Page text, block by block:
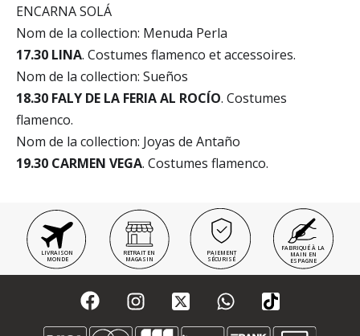
ENCARNA SOLÁ
Nom de la collection: Menuda Perla
17.30 LINA. Costumes flamenco et accessoires.
Nom de la collection: Sueños
18.30 FALY DE LA FERIA AL ROCÍO. Costumes
flamenco.
Nom de la collection: Joyas de Antaño
19.30 CARMEN VEGA. Costumes flamenco.
LIVRAISON
MONDE
RETRAIT EN
MAGASIN
PAIEMENT
SÉCURISÉ
FABRIQUÉ À LA
MAIN EN
ESPAGNE